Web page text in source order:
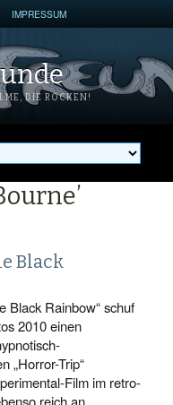
IMPRESSUM
DIE ROCKEN!
Black
Black Rainbow“ schuf
2010 einen
„Horror-Trip“
Film im retro-
reich an